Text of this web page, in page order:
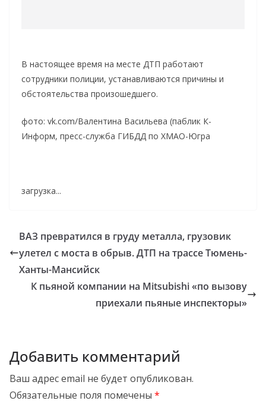
В настоящее время на месте ДТП работают
сотрудники полиции, устанавливаются причины и
обстоятельства произошедшего.
фото: vk.com/Валентина Васильева (паблик К-
Информ, пресс-служба ГИБДД по ХМАО-Югра
загрузка...
ВАЗ превратился в груду металла, грузовик
улетел с моста в обрыв. ДТП на трассе Тюмень-
Ханты-Мансийск
К пьяной компании на Mitsubishi «по вызову
приехали пьяные инспекторы»
Добавить комментарий
Ваш адрес email не будет опубликован.
Обязательные поля помечены *